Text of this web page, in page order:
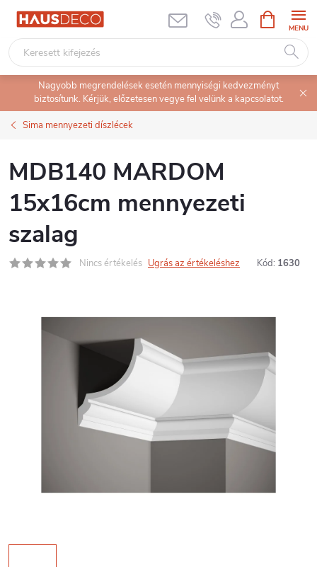
Ugrás
tartalomhoz
KOSÁR
Nagyobb megrendelések esetén mennyiségi kedvezményt
biztosítunk. Kérjük, előzetesen vegye fel velünk a kapcsolatot.
Sima mennyezeti díszlécek
MDB140 MARDOM
15x16cm mennyezeti
szalag
Nincs értékelés Ugrás az értékeléshez Kód: 1630